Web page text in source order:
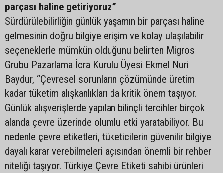
parçası haline getiriyoruz”
Sürdürülebilirliğin günlük yaşamın bir parçası haline
gelmesinin doğru bilgiye erişim ve kolay ulaşılabilir
seçeneklerle mümkün olduğunu belirten Migros
Grubu Pazarlama İcra Kurulu Üyesi Ekmel Nuri
Baydur, “Çevresel sorunların çözümünde üretim
kadar tüketim alışkanlıkları da kritik önem taşıyor.
Günlük alışverişlerde yapılan bilinçli tercihler birçok
alanda çevre üzerinde olumlu etki yaratabiliyor. Bu
nedenle çevre etiketleri, tüketicilerin güvenilir bilgiye
dayalı karar verebilmeleri açısından önemli bir rehber
niteliği taşıyor. Türkiye Çevre Etiketi sahibi ürünleri